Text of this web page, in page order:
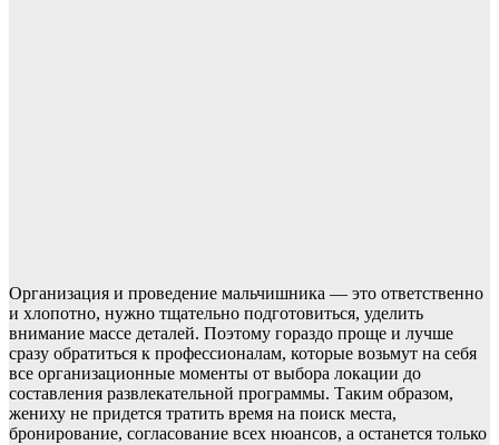
Организация и проведение мальчишника — это ответственно
и хлопотно, нужно тщательно подготовиться, уделить
внимание массе деталей. Поэтому гораздо проще и лучше
сразу обратиться к профессионалам, которые возьмут на себя
все организационные моменты от выбора локации до
составления развлекательной программы. Таким образом,
жениху не придется тратить время на поиск места,
бронирование, согласование всех нюансов, а останется только